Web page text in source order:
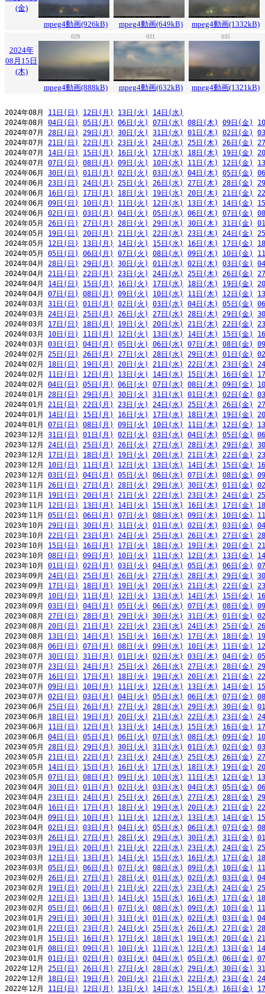
(金)
mpeg4動画(926kB)
mpeg4動画(649kB) mpeg4動画(1332kB)
029 031 035
2024年
08月15日
(木)
mpeg4動画(888kB)
mpeg4動画(632kB) mpeg4動画(1321kB)
2024年08月 11日(日) 12日(月) 13日(火)
14日(水)
2024年08月 04日(日) 05日(月) 06日(火) 07日(水) 08日(木) 09日(金)
2024年07月 28日(日) 29日(月) 30日(火) 31日(水) 01日(木) 02日(金)
2024年07月 21日(日) 22日(月) 23日(火) 24日(水) 25日(木) 26日(金)
2024年07月 14日(日) 15日(月) 16日(火) 17日(水) 18日(木) 19日(金)
2024年07月 07日(日) 08日(月) 09日(火) 10日(水) 11日(木) 12日(金)
2024年06月 30日(日) 01日(月) 02日(火) 03日(水) 04日(木) 05日(金)
2024年06月 23日(日) 24日(月) 25日(火) 26日(水) 27日(木) 28日(金)
2024年06月 16日(日) 17日(月) 18日(火) 19日(水) 20日(木) 21日(金)
2024年06月 09日(日) 10日(月) 11日(火) 12日(水) 13日(木) 14日(金)
2024年06月 02日(日) 03日(月) 04日(火) 05日(水) 06日(木) 07日(金)
2024年05月 26日(日) 27日(月) 28日(火) 29日(水) 30日(木) 31日(金)
2024年05月 19日(日) 20日(月) 21日(火) 22日(水) 23日(木) 24日(金)
2024年05月 12日(日) 13日(月) 14日(火) 15日(水) 16日(木) 17日(金)
2024年05月 05日(日) 06日(月) 07日(火) 08日(水) 09日(木) 10日(金)
2024年04月 28日(日) 29日(月) 30日(火) 01日(水) 02日(木) 03日(金)
2024年04月 21日(日) 22日(月) 23日(火) 24日(水) 25日(木) 26日(金)
2024年04月 14日(日) 15日(月) 16日(火) 17日(水) 18日(木) 19日(金)
2024年04月 07日(日) 08日(月) 09日(火) 10日(水) 11日(木) 12日(金)
2024年03月 31日(日) 01日(月) 02日(火) 03日(水) 04日(木) 05日(金)
2024年03月 24日(日) 25日(月) 26日(火) 27日(水) 28日(木) 29日(金)
2024年03月 17日(日) 18日(月) 19日(火) 20日(水) 21日(木) 22日(金)
2024年03月 10日(日) 11日(月) 12日(火) 13日(水) 14日(木) 15日(金)
2024年03月 03日(日) 04日(月) 05日(火) 06日(水) 07日(木) 08日(金)
2024年02月 25日(日) 26日(月) 27日(火) 28日(水) 29日(木) 01日(金)
2024年02月 18日(日) 19日(月) 20日(火) 21日(水) 22日(木) 23日(金)
2024年02月 11日(日) 12日(月) 13日(火) 14日(水) 15日(木) 16日(金)
2024年02月 04日(日) 05日(月) 06日(火) 07日(水) 08日(木) 09日(金)
2024年01月 28日(日) 29日(月) 30日(火) 31日(水) 01日(木) 02日(金)
2024年01月 21日(日) 22日(月) 23日(火) 24日(水) 25日(木) 26日(金)
2024年01月 14日(日) 15日(月) 16日(火) 17日(水) 18日(木) 19日(金)
2024年01月 07日(日) 08日(月) 09日(火) 10日(水) 11日(木) 12日(金)
2023年12月 31日(日) 01日(月) 02日(火) 03日(水) 04日(木) 05日(金)
2023年12月 24日(日) 25日(月) 26日(火) 27日(水) 28日(木) 29日(金)
2023年12月 17日(日) 18日(月) 19日(火) 20日(水) 21日(木) 22日(金)
2023年12月 10日(日) 11日(月) 12日(火) 13日(水) 14日(木) 15日(金)
2023年12月 03日(日) 04日(月) 05日(火) 06日(水) 07日(木) 08日(金)
2023年11月 26日(日) 27日(月) 28日(火) 29日(水) 30日(木) 01日(金)
2023年11月 19日(日) 20日(月) 21日(火) 22日(水) 23日(木) 24日(金)
2023年11月 12日(日) 13日(月) 14日(火) 15日(水) 16日(木) 17日(金)
2023年11月 05日(日) 06日(月) 07日(火) 08日(水) 09日(木) 10日(金)
2023年10月 29日(日) 30日(月) 31日(火) 01日(水) 02日(木) 03日(金)
2023年10月 22日(日) 23日(月) 24日(火) 25日(水) 26日(木) 27日(金)
2023年10月 15日(日) 16日(月) 17日(火) 18日(水) 19日(木) 20日(金)
2023年10月 08日(日) 09日(月) 10日(火) 11日(水) 12日(木) 13日(金)
2023年10月 01日(日) 02日(月) 03日(火) 04日(水) 05日(木) 06日(金)
2023年09月 24日(日) 25日(月) 26日(火) 27日(水) 28日(木) 29日(金)
2023年09月 17日(日) 18日(月) 19日(火) 20日(水) 21日(木) 22日(金)
2023年09月 10日(日) 11日(月) 12日(火) 13日(水) 14日(木) 15日(金)
2023年09月 03日(日) 04日(月) 05日(火) 06日(水) 07日(木) 08日(金)
2023年08月 27日(日) 28日(月) 29日(火) 30日(水) 31日(木) 01日(金)
2023年08月 20日(日) 21日(月) 22日(火) 23日(水) 24日(木) 25日(金)
2023年08月 13日(日) 14日(月) 15日(火) 16日(水) 17日(木) 18日(金)
2023年08月 06日(日) 07日(月) 08日(火) 09日(水) 10日(木) 11日(金)
2023年07月 30日(日) 31日(月) 01日(火) 02日(水) 03日(木) 04日(金)
2023年07月 23日(日) 24日(月) 25日(火) 26日(水) 27日(木) 28日(金)
2023年07月 16日(日) 17日(月) 18日(火) 19日(水) 20日(木) 21日(金)
2023年07月 09日(日) 10日(月) 11日(火) 12日(水) 13日(木) 14日(金)
2023年07月 02日(日) 03日(月) 04日(火) 05日(水) 06日(木) 07日(金)
2023年06月 25日(日) 26日(月) 27日(火) 28日(水) 29日(木) 30日(金)
2023年06月 18日(日) 19日(月) 20日(火) 21日(水) 22日(木) 23日(金)
2023年06月 11日(日) 12日(月) 13日(火) 14日(水) 15日(木) 16日(金)
2023年06月 04日(日) 05日(月) 06日(火) 07日(水) 08日(木) 09日(金)
2023年05月 28日(日) 29日(月) 30日(火) 31日(水) 01日(木) 02日(金)
2023年05月 21日(日) 22日(月) 23日(火) 24日(水) 25日(木) 26日(金)
2023年05月 14日(日) 15日(月) 16日(火) 17日(水) 18日(木) 19日(金)
2023年05月 07日(日) 08日(月) 09日(火) 10日(水) 11日(木) 12日(金)
2023年04月 30日(日) 01日(月) 02日(火) 03日(水) 04日(木) 05日(金)
2023年04月 23日(日) 24日(月) 25日(火) 26日(水) 27日(木) 28日(金)
2023年04月 16日(日) 17日(月) 18日(火) 19日(水) 20日(木) 21日(金)
2023年04月 09日(日) 10日(月) 11日(火) 12日(水) 13日(木) 14日(金)
2023年04月 02日(日) 03日(月) 04日(火) 05日(水) 06日(木) 07日(金)
2023年03月 26日(日) 27日(月) 28日(火) 29日(水) 30日(木) 31日(金)
2023年03月 19日(日) 20日(月) 21日(火) 22日(水) 23日(木) 24日(金)
2023年03月 12日(日) 13日(月) 14日(火) 15日(水) 16日(木) 17日(金)
2023年03月 05日(日) 06日(月) 07日(火) 08日(水) 09日(木) 10日(金)
2023年02月 26日(日) 27日(月) 28日(火) 01日(水) 02日(木) 03日(金)
2023年02月 19日(日) 20日(月) 21日(火) 22日(水) 23日(木) 24日(金)
2023年02月 12日(日) 13日(月) 14日(火) 15日(水) 16日(木) 17日(金)
2023年02月 05日(日) 06日(月) 07日(火) 08日(水) 09日(木) 10日(金)
2023年01月 29日(日) 30日(月) 31日(火) 01日(水) 02日(木) 03日(金)
2023年01月 22日(日) 23日(月) 24日(火) 25日(水) 26日(木) 27日(金)
2023年01月 15日(日) 16日(月) 17日(火) 18日(水) 19日(木) 20日(金)
2023年01月 08日(日) 09日(月) 10日(火) 11日(水) 12日(木) 13日(金)
2023年01月 01日(日) 02日(月) 03日(火) 04日(水) 05日(木) 06日(金)
2022年12月 25日(日) 26日(月) 27日(火) 28日(水) 29日(木) 30日(金)
2022年12月 18日(日) 19日(月) 20日(火) 21日(水) 22日(木) 23日(金)
2022年12月 11日(日) 12日(月) 13日(火) 14日(水) 15日(木) 16日(金)